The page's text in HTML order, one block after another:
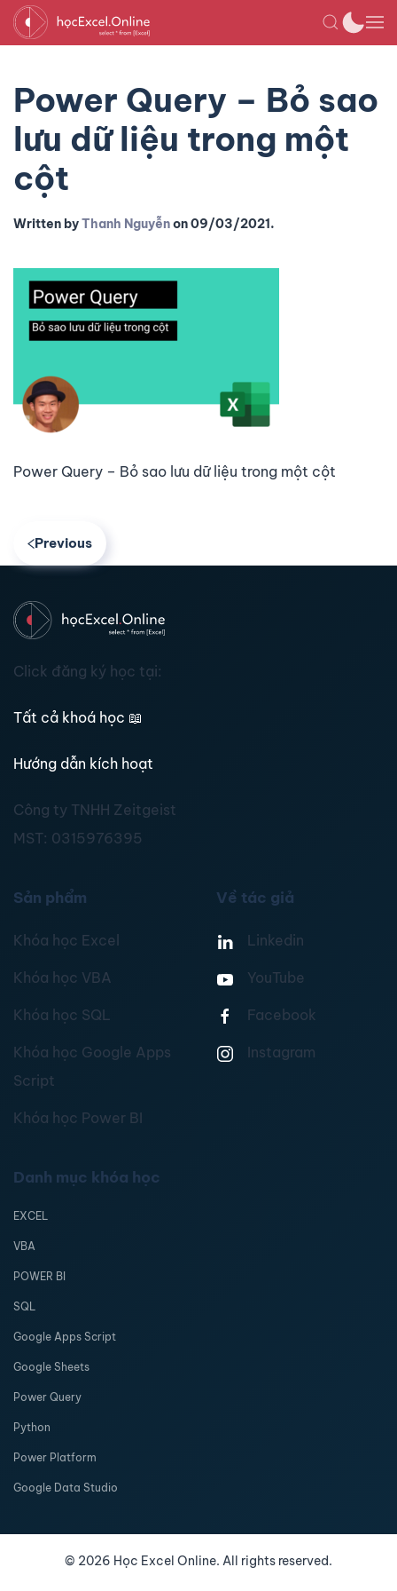
Power Query – Bỏ sao
lưu dữ liệu trong một
cột
Written byThanh Nguyễnon09/03/2021.
Power Query – Bỏ sao lưu dữ liệu trong một cột
Previous
Click đăng ký học tại:
Tất cả khoá học 📖
Hướng dẫn kích hoạt
Công ty TNHH Zeitgeist
MST: 0315976395
Sản phẩm
Khóa học Excel
Khóa học VBA
Khóa học SQL
Khóa học Google Apps
Script
Khóa học Power BI
Về tác giả
Linkedin
YouTube
Facebook
Instagram
Danh mục khóa học
EXCEL
VBA
POWER BI
SQL
Google Apps Script
Google Sheets
Power Query
Python
Power Platform
Google Data Studio
© 2026 Học Excel Online. All rights reserved.